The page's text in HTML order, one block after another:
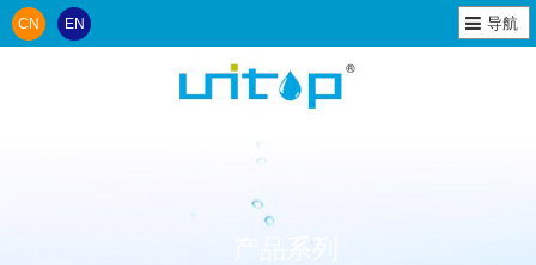
CN EN
产品系列
导航